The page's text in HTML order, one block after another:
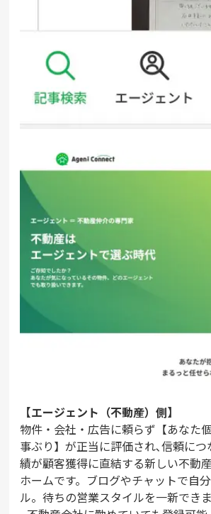
【エージェント（不動産）側】
物件・会社・広告に頼らず【あなた
事ぶり】が正当に評価され､信頼に
績が顧客獲得に直結する新しい不動
ホームです。ブログやチャットで自
ル。待ちの営業スタイルを一新できま